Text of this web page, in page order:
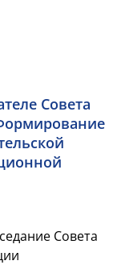
Совета
Совета